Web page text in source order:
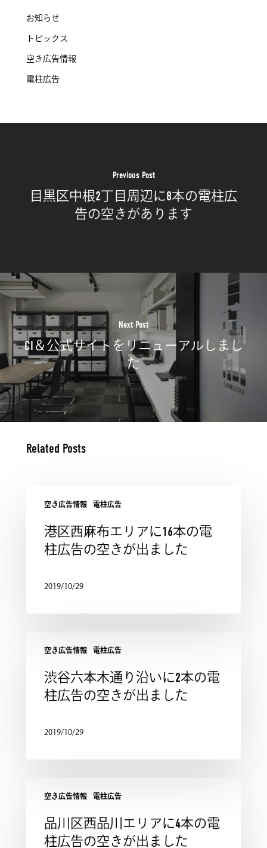
お知らせ
トピックス
空き広告情報
電柱広告
Previous Post
目黒区中根2丁目周辺に8本の電柱広
告の空きがあります
Next Post
CI＆公式サイトをリニューアルしまし
た
Related Posts
空き広告情報 電柱広告
港区西麻布エリアに16本の電
柱広告の空きが出ました
2019/10/29
空き広告情報 電柱広告
渋谷六本木通り沿いに2本の電
柱広告の空きが出ました
2019/10/29
空き広告情報 電柱広告
品川区西品川エリアに4本の電
柱広告の空きが出ました